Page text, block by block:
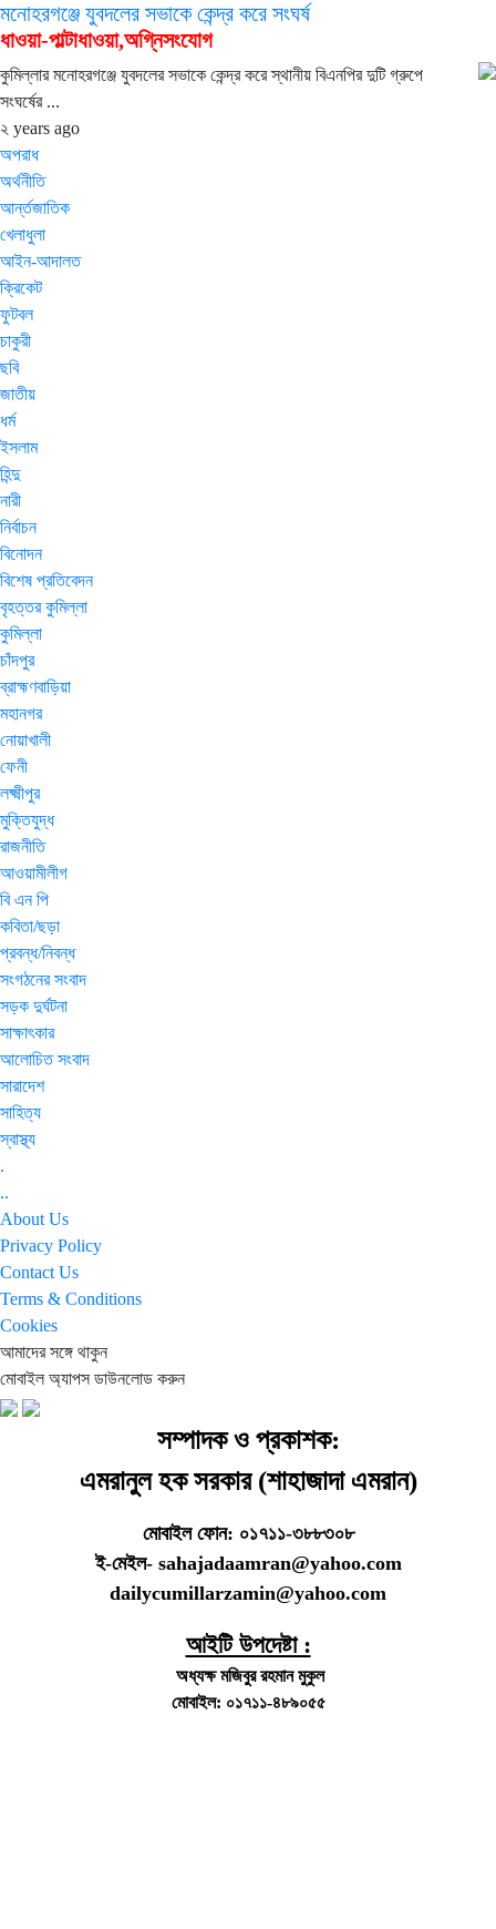
মনোহরগঞ্জে যুবদলের সভাকে কেন্দ্র করে সংঘর্ষ
ধাওয়া-পাল্টাধাওয়া,অগ্নিসংযোগ
কুমিল্লার মনোহরগঞ্জে যুবদলের সভাকে কেন্দ্র করে স্থানীয় বিএনপির দুটি গ্রুপে
সংঘর্ষের ...
২ years ago
অপরাধ
অর্থনীতি
আর্ন্তজাতিক
খেলাধুলা
আইন-আদালত
ক্রিকেট
ফুটবল
চাকুরী
ছবি
জাতীয়
ধর্ম
ইসলাম
হিন্দু
নারী
নির্বাচন
বিনোদন
বিশেষ প্রতিবেদন
বৃহত্তর কুমিল্লা
কুমিল্লা
চাঁদপুর
ব্রাহ্মণবাড়িয়া
মহানগর
নোয়াখালী
ফেনী
লক্ষ্মীপুর
মুক্তিযুদ্ধ
রাজনীতি
আওয়ামীলীগ
বি এন পি
কবিতা/ছড়া
প্রবন্ধ/নিবন্ধ
সংগঠনের সংবাদ
সড়ক দুর্ঘটনা
সাক্ষাৎকার
আলোচিত সংবাদ
সারাদেশ
সাহিত্য
স্বাস্থ্য
.
..
About Us
Privacy Policy
Contact Us
Terms & Conditions
Cookies
আমাদের সঙ্গে থাকুন
মোবাইল অ্যাপস ডাউনলোড করুন
সম্পাদক ও প্রকাশক:
এমরানুল হক সরকার (শাহাজাদা এমরান)
মোবাইল ফোন: ০১৭১১-৩৮৮৩০৮
ই-মেইল- sahajadaamran@yahoo.com
dailycumillarzamin@yahoo.com
আইটি উপদেষ্টা :
অধ্যক্ষ মজিবুর রহমান মুকুল
মোবাইল: ০১৭১১-৪৮৯০৫৫